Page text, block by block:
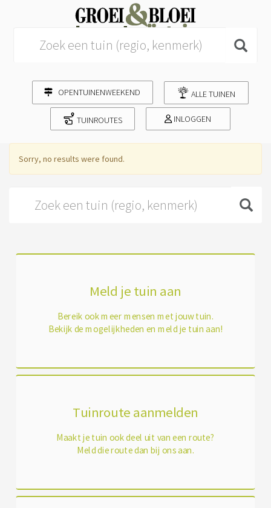
OPENTUINENWEEKEND ALLE TUINEN
TUINROUTES INLOGGEN
Sorry, no results were found.
Meld je tuin aan
Bereik ook meer mensen met jouw tuin.
Bekijk de mogelijkheden en meld je tuin aan!
Tuinroute aanmelden
Maakt je tuin ook deel uit van een route?
Meld die route dan bij ons aan.